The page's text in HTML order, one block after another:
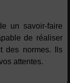
un savoir-faire
de réaliser
des normes. Ils
attentes.